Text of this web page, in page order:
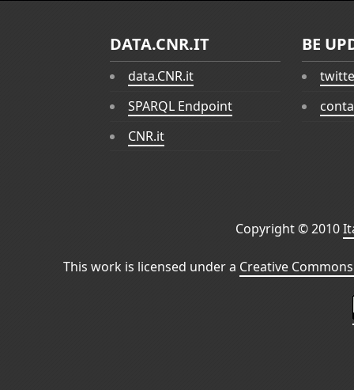
DATA.CNR.IT
data.CNR.it
SPARQL Endpoint
CNR.it
BE
Copyright © 2010
This work is licensed under a Creative